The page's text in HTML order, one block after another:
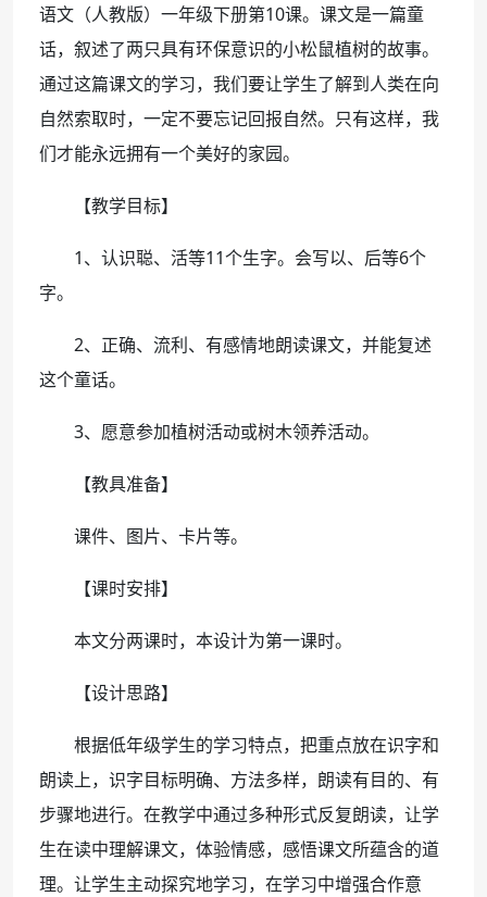
语文（人教版）一年级下册第10课。课文是一篇童
话，叙述了两只具有环保意识的小松鼠植树的故事。
通过这篇课文的学习，我们要让学生了解到人类在向
自然索取时，一定不要忘记回报自然。只有这样，我
们才能永远拥有一个美好的家园。
【教学目标】
1、认识聪、活等11个生字。会写以、后等6个
字。
2、正确、流利、有感情地朗读课文，并能复述
这个童话。
3、愿意参加植树活动或树木领养活动。
【教具准备】
课件、图片、卡片等。
【课时安排】
本文分两课时，本设计为第一课时。
【设计思路】
根据低年级学生的学习特点，把重点放在识字和
朗读上，识字目标明确、方法多样，朗读有目的、有
步骤地进行。在教学中通过多种形式反复朗读，让学
生在读中理解课文，体验情感，感悟课文所蕴含的道
理。让学生主动探究地学习，在学习中增强合作意